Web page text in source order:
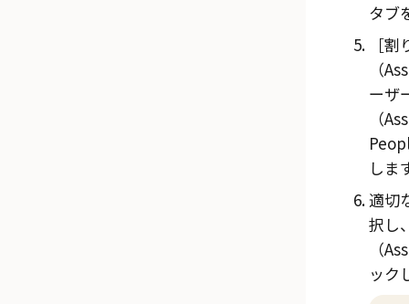
タブ
割
（
ーザ
（
しま
適切
択し
（
ック